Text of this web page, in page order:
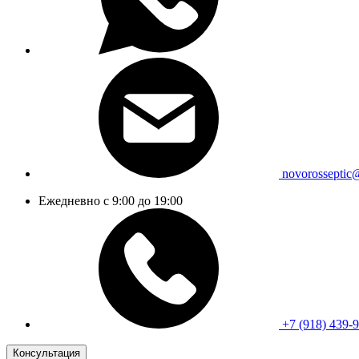
Ежедневно с 9:00 до 19:00
+7 (918) 439-
Консультация